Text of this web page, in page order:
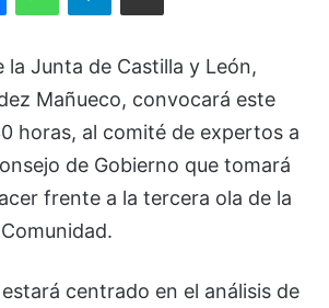
la Junta de Castilla y León,
Mañueco, convocará este
horas, al comité de expertos a
de Gobierno que tomará
frente a la tercera ola de la
centrado en el análisis de